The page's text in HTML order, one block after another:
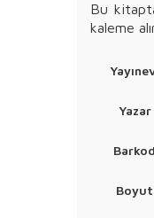
Bu
kaleme
Yazar
Barkod
Boyut